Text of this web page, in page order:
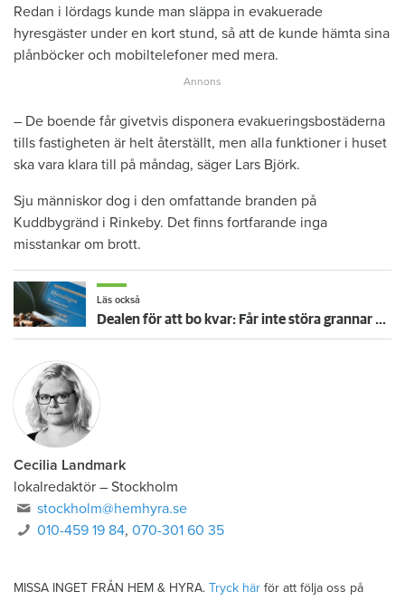
Redan i lördags kunde man släppa in evakuerade
hyresgäster under en kort stund, så att de kunde hämta sina
plånböcker och mobiltelefoner med mera.
– De boende får givetvis disponera evakueringsbostäderna
tills fastigheten är helt återställt, men alla funktioner i huset
ska vara klara till på måndag, säger Lars Björk.
Sju människor dog i den omfattande branden på
Kuddbygränd i Rinkeby. Det finns fortfarande inga
misstankar om brott.​
Läs också
Dealen för att bo kvar: Får inte störa grannar med rökning eller utsätta dem för brandfara
Cecilia Landmark
lokalredaktör – Stockholm
stockholm@hemhyra.se
010-459 19 84,070-301 60 35
MISSA INGET FRÅN HEM & HYRA. Tryck här för att följa oss på